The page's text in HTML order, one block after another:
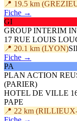
📍 19.5 km
Fiche →
GI
GROUP INTERIM
17 RUE LOUIS
📍 20.1 km (LYON)
Fiche →
PA
PLAN ACTION
(PARIER)
HOTEL DE VILLE
PAPE
📍 22 km